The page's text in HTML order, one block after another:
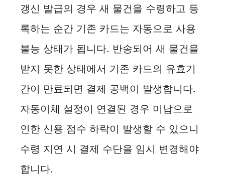
갱신 발급의 경우 새 물건을 수령하고 등
록하는 순간 기존 카드는 자동으로 사용
불능 상태가 됩니다. 반송되어 새 물건을
받지 못한 상태에서 기존 카드의 유효기
간이 만료되면 결제 공백이 발생합니다.
자동이체 설정이 연결된 경우 미납으로
인한 신용 점수 하락이 발생할 수 있으니
수령 지연 시 결제 수단을 임시 변경해야
합니다.